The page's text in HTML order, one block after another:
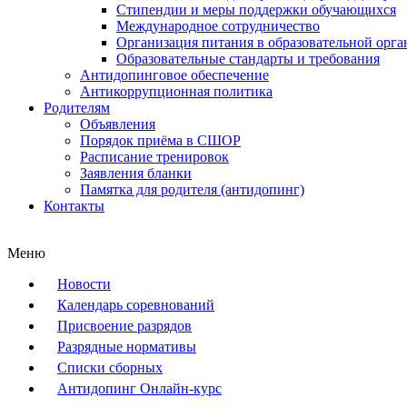
Стипендии и меры поддержки обучающихся
Международное сотрудничество
Организация питания в образовательной
Образовательные стандарты и требования
Антидопинговое обеспечение
Антикоррупционная политика
Родителям
Объявления
Порядок приёма в СШОР
Расписание тренировок
Заявления бланки
Памятка для родителя (антидопинг)
Контакты
Меню
Новости
Календарь соревнований
Присвоение разрядов
Разрядные нормативы
Списки сборных
Антидопинг Онлайн-курс